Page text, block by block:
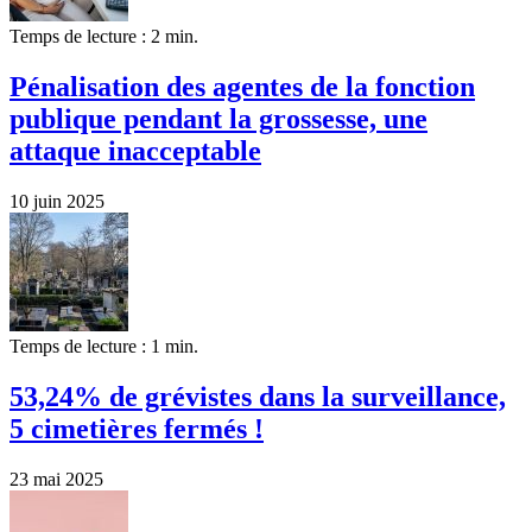
Temps de lecture : 2 min.
Pénalisation des agentes de la fonction
publique pendant la grossesse, une
attaque inacceptable
10 juin 2025
Temps de lecture : 1 min.
53,24% de grévistes dans la surveillance,
5 cimetières fermés !
23 mai 2025